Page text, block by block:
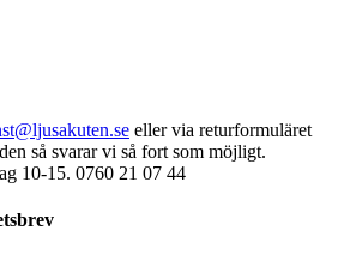
eller via returformuläret
så svarar vi så fort som möjligt.
10-15. 0760 21 07 44